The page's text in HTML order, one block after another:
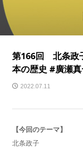
第166回 北条
本の歴史 #廣瀬
2022.07.11
【今回のテーマ】
北条政子